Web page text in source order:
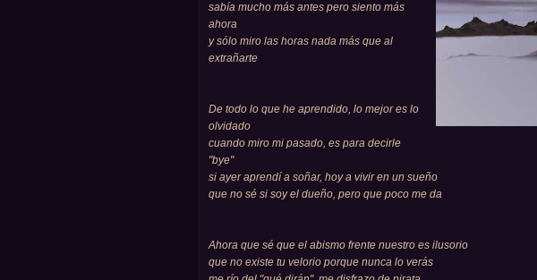
sabía mucho más antes pero siento más
ahora
y sólo miro las horas nada más que al
extrañarte
De todo lo que he aprendido, lo mejor es lo
olvidado
cuando miro mi pasado, es para decirle
"bye"
si ayer aprendí a soñar, hoy a vivir en un sueño
que no sé si soy el dueño, pero que poco me da
Ahora que sé que el abismo frente nuestro es ilusorio
que no existe tu velorio porque nunca lo verás